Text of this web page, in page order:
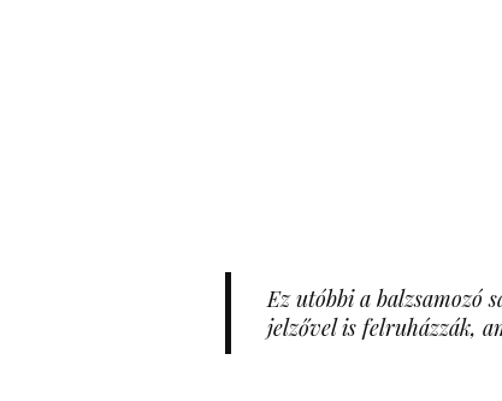
Ez utóbbi a balzsamozó
jelzővel is felruházzák,